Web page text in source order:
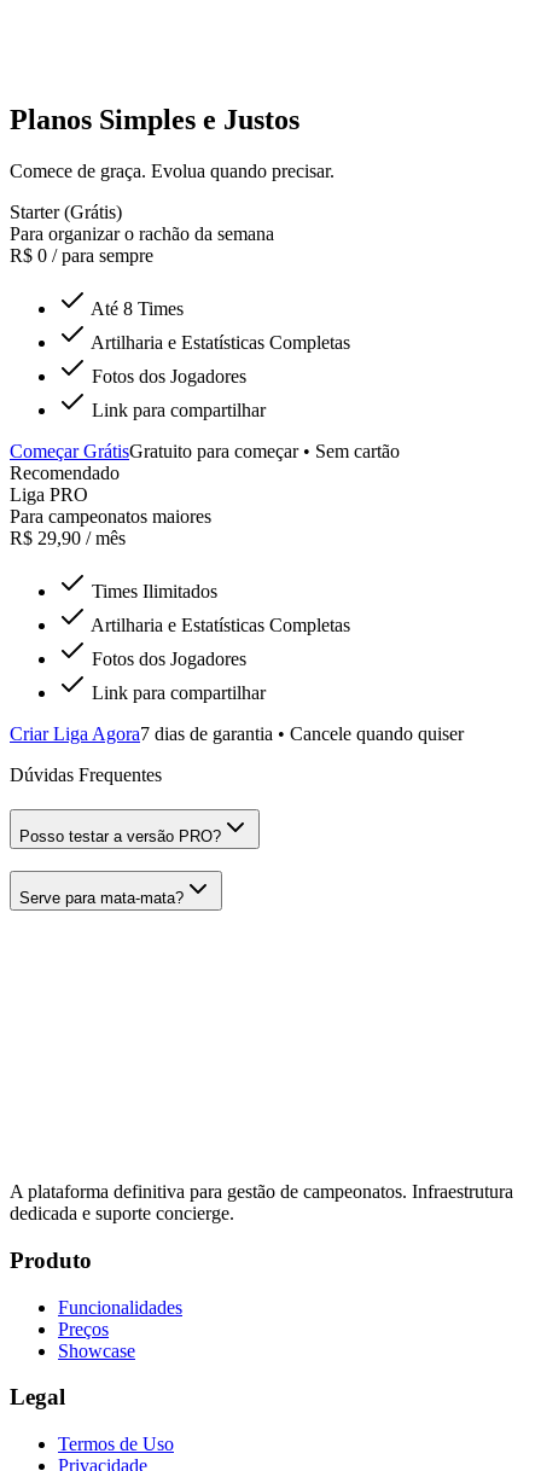
Planos Simples e Justos
Comece de graça. Evolua quando precisar.
Starter (Grátis)
Para organizar o rachão da semana
R$ 0 / para sempre
Até 8 Times
Artilharia e Estatísticas Completas
Fotos dos Jogadores
Link para compartilhar
Começar GrátisGratuito para começar • Sem cartão
Recomendado
Liga PRO
Para campeonatos maiores
R$ 29,90 / mês
Times Ilimitados
Artilharia e Estatísticas Completas
Fotos dos Jogadores
Link para compartilhar
Criar Liga Agora7 dias de garantia • Cancele quando quiser
Dúvidas Frequentes
Posso testar a versão PRO?
Serve para mata-mata?
A plataforma definitiva para gestão de campeonatos. Infraestrutura
dedicada e suporte concierge.
Produto
Funcionalidades
Preços
Showcase
Legal
Termos de Uso
Privacidade